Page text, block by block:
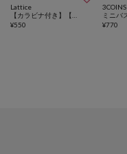
Lattice
¥550
3COINS
¥770